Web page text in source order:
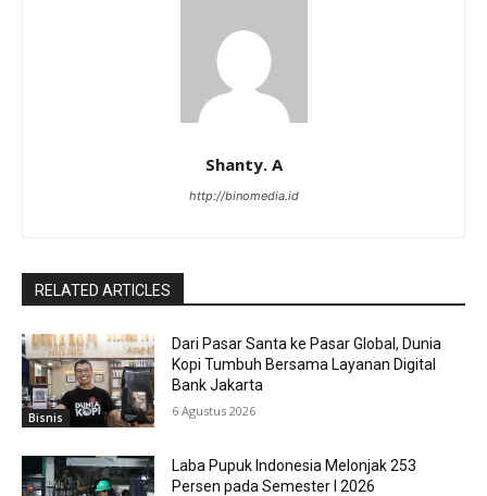
Shanty. A
http://binomedia.id
RELATED ARTICLES
Bisnis
Dari Pasar Santa ke Pasar Global, Dunia
Kopi Tumbuh Bersama Layanan Digital
Bank Jakarta
6 Agustus 2026
Laba Pupuk Indonesia Melonjak 253
Persen pada Semester I 2026